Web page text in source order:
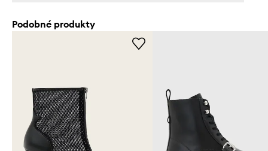
Podobné produkty